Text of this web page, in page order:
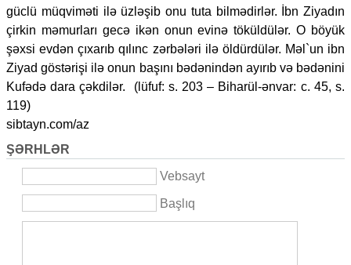
güclü müqviməti ilə üzləşib onu tuta bilmədirlər. İbn Ziyadın
çirkin məmurları gecə ikən onun evinə töküldülər. O böyük
şəxsi evdən çıxarıb qılınc zərbələri ilə öldürdülər. Məl`un ibn
Ziyad göstərişi ilə onun başını bədənindən ayırıb və bədənini
Kufədə dara çəkdilər. (lüfuf: s. 203 – Biharül-ənvar: c. 45, s.
119)
sibtayn.com/az
ŞƏRHLƏR
Vebsayt
Başlıq